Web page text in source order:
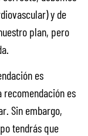
y de
plan, pero
es
recomendación es
Sin embargo,
tendrás que